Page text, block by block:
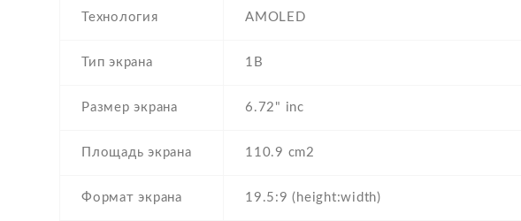
Технология AMOLED
Тип экрана 1B
Размер экрана 6.72" inc
Площадь экрана 110.9 cm2
Формат экрана 19.5:9 (height:width)